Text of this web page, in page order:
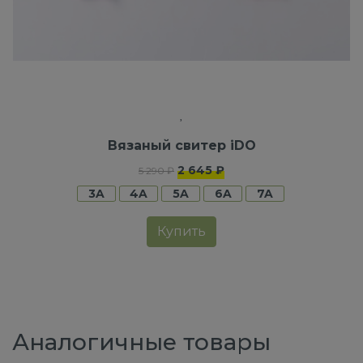
Вязаный свитер iDO
5 290 ₽ 2 645 ₽
3A
4A 5A 6A 7A
Купить
Аналогичные товары